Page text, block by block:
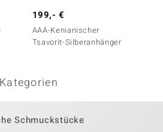
199,- €
AAA-Kenianischer
Tsavorit-Silberanhänger
Kategorien
Schmuckstücke